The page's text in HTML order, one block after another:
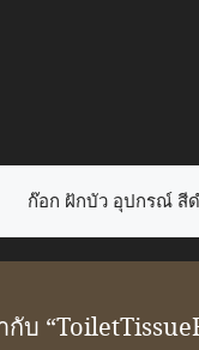
ก๊อก ฝักบัว อุปกรณ์ สี
บ